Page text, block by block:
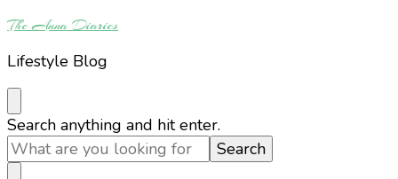
The Anna Diaries
Lifestyle Blog
Looking
for
Something?
Search anything and hit enter.